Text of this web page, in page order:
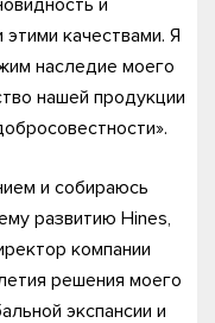
и
качествами. Я
наследие моего
нашей продукции
и собираюсь
развитию Hines,
компании
решения моего
экспансии и